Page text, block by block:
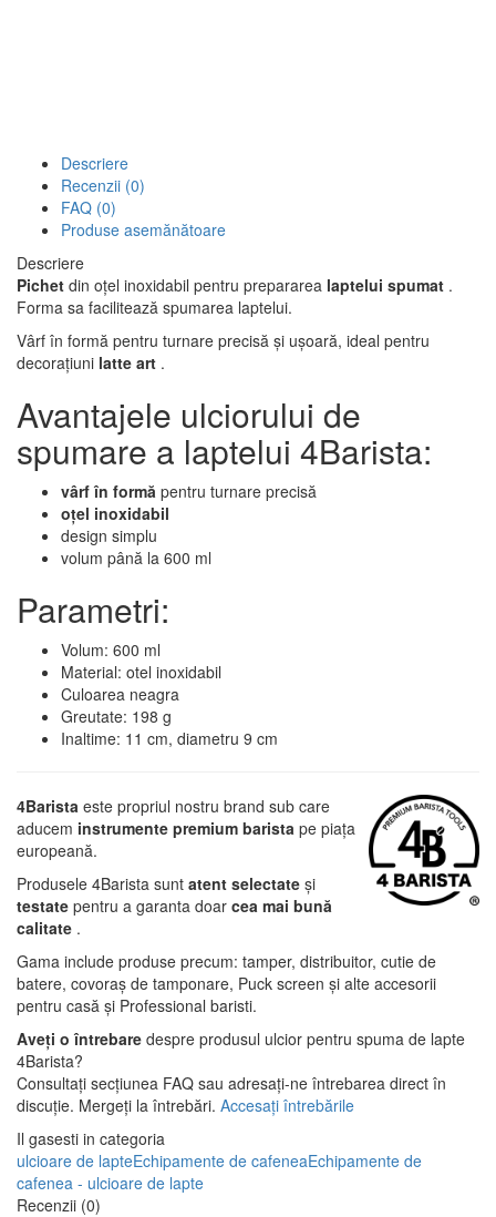
Descriere
Recenzii (0)
FAQ (0)
Produse asemănătoare
Descriere
Pichet din oțel inoxidabil pentru prepararea laptelui spumat .
Forma sa facilitează spumarea laptelui.
Vârf în formă pentru turnare precisă și ușoară, ideal pentru
decorațiuni latte art .
Avantajele ulciorului de
spumare a laptelui 4Barista:
vârf în formă pentru turnare precisă
oţel inoxidabil
design simplu
volum până la 600 ml
Parametri:
Volum: 600 ml
Material: otel inoxidabil
Culoarea neagra
Greutate: 198 g
Inaltime: 11 cm, diametru 9 cm
4Barista este propriul nostru brand sub care
aducem instrumente premium barista pe piața
europeană.
Produsele 4Barista sunt atent selectate și
testate pentru a garanta doar cea mai bună
calitate .
Gama include produse precum: tamper, distribuitor, cutie de
batere, covoraș de tamponare, Puck screen și alte accesorii
pentru casă și Professional baristi.
Aveți o întrebare despre produsul ulcior pentru spuma de lapte
4Barista?
Consultați secțiunea FAQ sau adresați-ne întrebarea direct în
discuție. Mergeți la întrebări. Accesați întrebările
Il gasesti in categoria
ulcioare de lapteEchipamente de cafeneaEchipamente de
cafenea - ulcioare de lapte
Recenzii (0)